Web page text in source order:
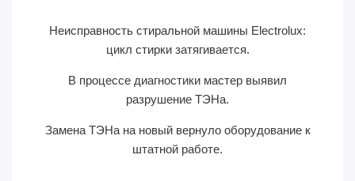
Неисправность стиральной машины Electrolux:
цикл стирки затягивается.
В процессе диагностики мастер выявил
разрушение ТЭНа.
Замена ТЭНа на новый вернуло оборудование к
штатной работе.